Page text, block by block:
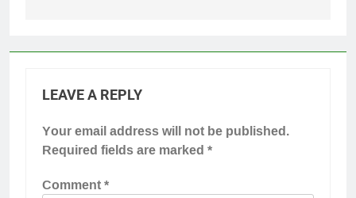
LEAVE A REPLY
Your email address will not be published.
Required fields are marked*
Comment*